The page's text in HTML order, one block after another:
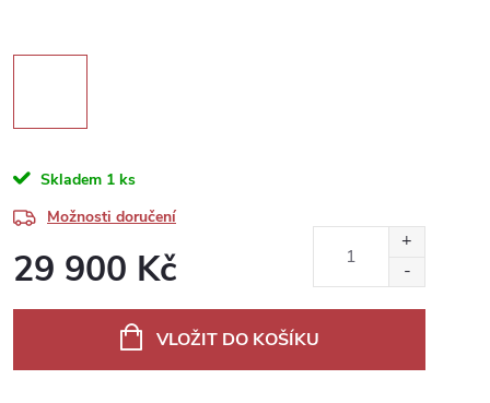
Skladem 1 ks
Možnosti doručení
29 900 Kč
VLOŽIT DO KOŠÍKU